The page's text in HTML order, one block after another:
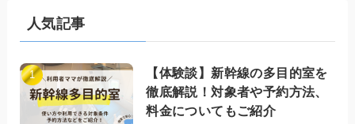
人気記事
【体験談】新幹線の多目的室を
徹底解説！対象者や予約方法、
料金についてもご紹介